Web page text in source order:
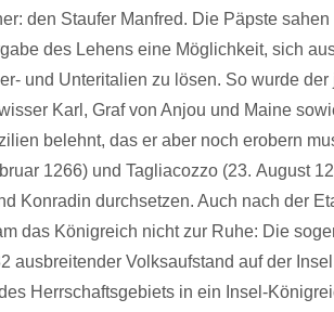
den Staufer Manfred. Die Päpste sahen
des Lehens eine Möglichkeit, sich
und Unteritalien zu lösen. So wurde
Karl, Graf von Anjou und Maine
belehnt, das er aber noch erobern
1266) und Tagliacozzo (23. August
Konradin durchsetzen. Auch nach der
das Königreich nicht zur Ruhe: Die
ausbreitender Volksaufstand auf der
Herrschaftsgebiets in ein Insel-